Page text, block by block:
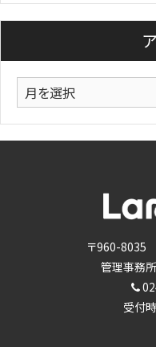
ゴ
ー
カ
〒960-8035
管理事務
受付